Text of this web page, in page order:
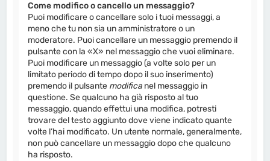
Come modifico o cancello un messaggio?
Puoi modificare o cancellare solo i tuoi messaggi, a
meno che tu non sia un amministratore o un
moderatore. Puoi cancellare un messaggio premendo il
pulsante con la «X» nel messaggio che vuoi eliminare.
Puoi modificare un messaggio (a volte solo per un
limitato periodo di tempo dopo il suo inserimento)
premendo il pulsante modifica nel messaggio in
questione. Se qualcuno ha già risposto al tuo
messaggio, quando effettui una modifica, potresti
trovare del testo aggiunto dove viene indicato quante
volte l’hai modificato. Un utente normale, generalmente,
non può cancellare un messaggio dopo che qualcuno
ha risposto.